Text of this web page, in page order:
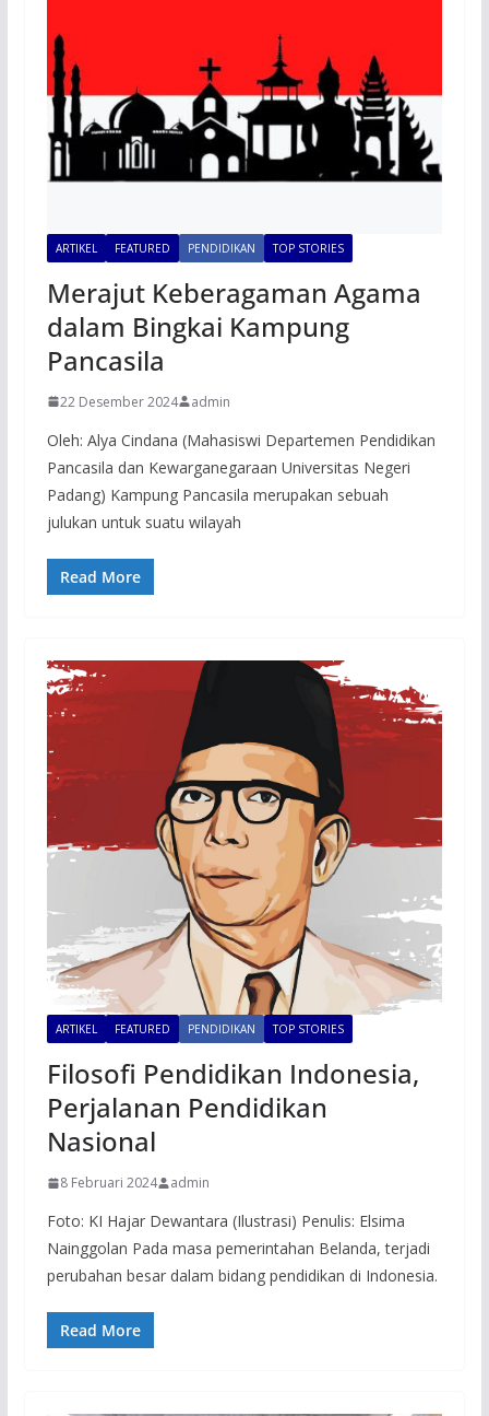
ARTIKEL FEATURED PENDIDIKAN TOP STORIES
Merajut Keberagaman Agama
dalam Bingkai Kampung
Pancasila
22 Desember 2024 admin
Oleh: Alya Cindana (Mahasiswi Departemen Pendidikan
Pancasila dan Kewarganegaraan Universitas Negeri
Padang) Kampung Pancasila merupakan sebuah
julukan untuk suatu wilayah
Read More
ARTIKEL FEATURED PENDIDIKAN TOP STORIES
Filosofi Pendidikan Indonesia,
Perjalanan Pendidikan
Nasional
8 Februari 2024 admin
Foto: KI Hajar Dewantara (Ilustrasi) Penulis: Elsima
Nainggolan Pada masa pemerintahan Belanda, terjadi
perubahan besar dalam bidang pendidikan di Indonesia.
Read More